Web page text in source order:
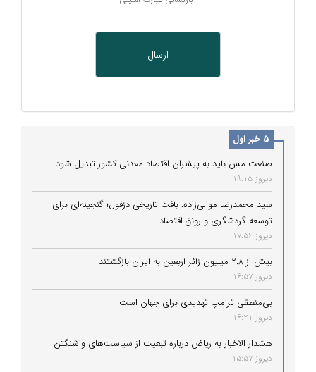
5 خبر اول
صنعت مس باید به پیشران اقتصاد معدنی کشور تبدیل شود
دیروز 19:15
سید محمدرضا موالی‌زاده: بافت تاریخی دزفول؛ گنجینه‌ای برای
توسعه گردشگری و رونق اقتصاد
دیروز 17:56
بیش از ۲.۸ میلیون زائر اربعین به ایران بازگشتند
دیروز 16:57
بی‌منطقی ترامپ تهدیدی برای جهان است
دیروز 16:21
هشدار الاخبار به ریاض درباره تبعیت از سیاست‌های واشنگتن
دیروز 15:57